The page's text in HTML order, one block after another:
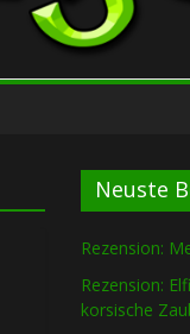
Neuste
Rezension:
Rezension:
korsische